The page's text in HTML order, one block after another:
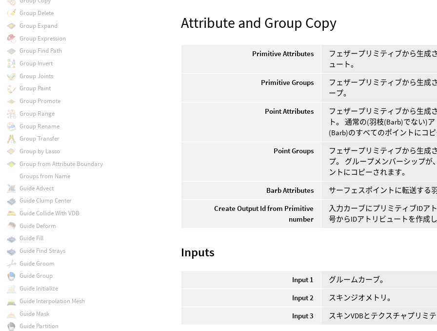
Attribute and Group Copy
Primitive Attributes
フェザープリミティブから生成
ュート。
Primitive Groups
フェザープリミティブから生成
ープ。
Point Attributes
フェザープリミティブから生成
ト。 通常の(羽枝(Barb)でない)
(Barb)のすべてのポイントにコ
Point Groups
フェザープリミティブから生成
プ。 グループメンバーシップ
ントにコピーされます。
Barb Attributes
サーフェスポイントに転送する
Create Output Id from Primitive
number
入力カーブにプリミティブIDア
号からIDアトリビュートを作成
Inputs
Input 1
グルームカーブ。
Input 2
スキンジオメトリ。
Input 3
スキンVDBとテクスチャプリミ
Group Delete
Group Expand
Group Expression
Group Find Path
Group Invert
Group Joints
Group Paint
Group Promote
Group Range
Group Rename
Group Transfer
Group by Lasso
Group from Attribute Boundary
Groups from Name
Guide Advect
Guide Clump Center
Guide Collide With VDB
Guide Deform
Guide Fill
Guide Find Strays
Guide Groom
Guide Group
Guide Initialize
Guide Interpolation Mesh
Guide Mask
Guide Partition